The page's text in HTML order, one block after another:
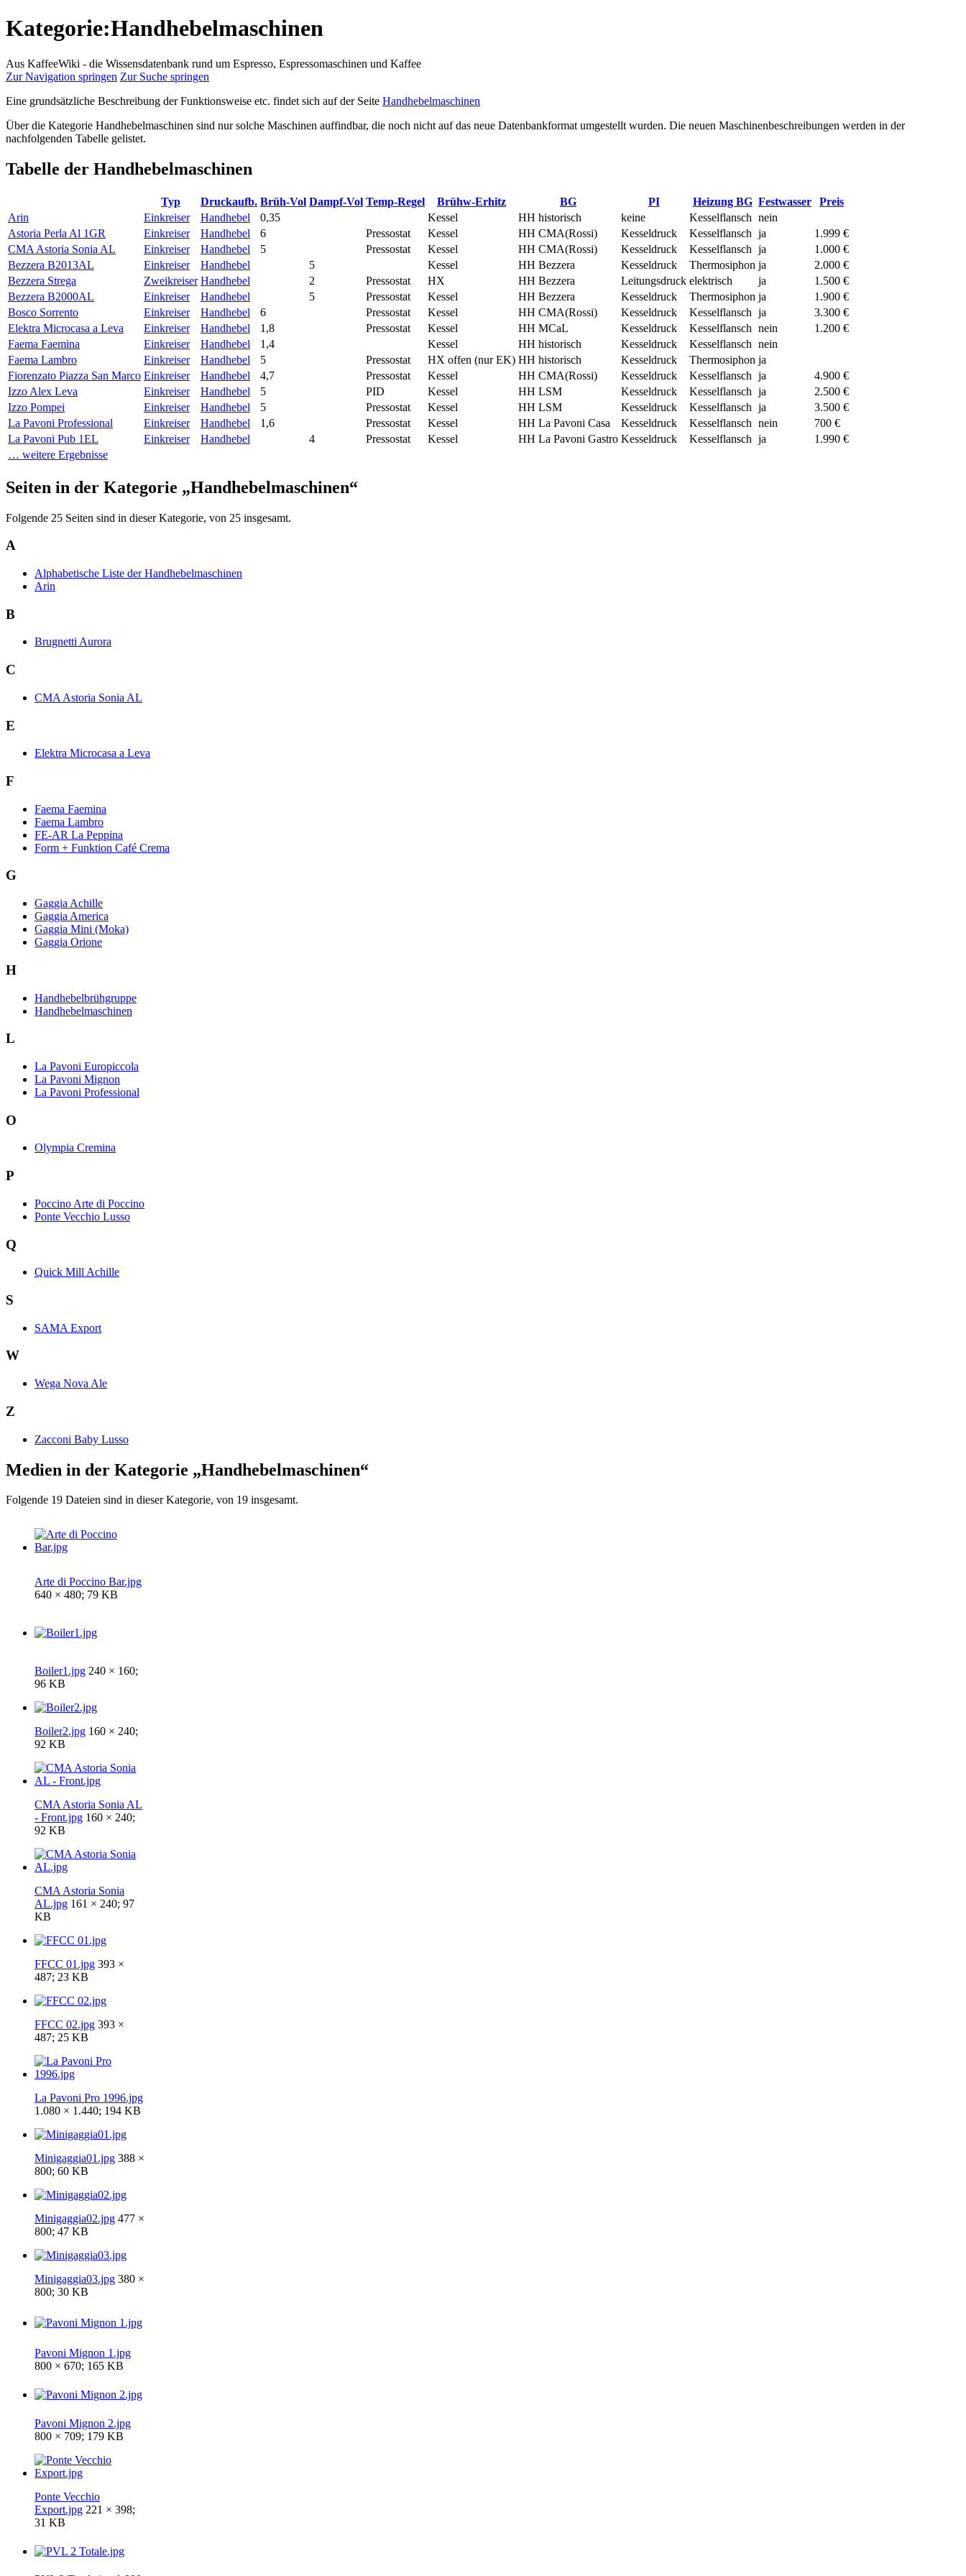
Kategorie:Handhebelmaschinen
Aus KaffeeWiki - die Wissensdatenbank rund um Espresso, Espressomaschinen und Kaffee
Zur Navigation springen Zur Suche springen
Eine grundsätzliche Beschreibung der Funktionsweise etc. findet sich auf der Seite Handhebelmaschinen
Über die Kategorie Handhebelmaschinen sind nur solche Maschinen auffindbar, die noch nicht auf das neue Datenbankformat umgestellt wurden. Die neuen Maschinenbeschreibungen werden in der
nachfolgenden Tabelle gelistet.
Tabelle der Handhebelmaschinen
Typ Druckaufb. Brüh-Vol Dampf-Vol Temp-Regel Brühw-Erhitz BG PI Heizung BG Festwasser
Preis
Arin
Einkreiser Handhebel 0,35 Kessel HH historisch keine Kesselflansch nein
Astoria Perla Al 1GR
Einkreiser Handhebel 6 Pressostat Kessel HH CMA(Rossi) Kesseldruck Kesselflansch ja
1.999 €
CMA Astoria Sonia AL
Einkreiser Handhebel 5 Pressostat Kessel HH CMA(Rossi) Kesseldruck Kesselflansch ja
1.000 €
Bezzera B2013AL
Einkreiser Handhebel 5 Kessel HH Bezzera Kesseldruck Thermosiphon ja
2.000 €
Bezzera Strega
Zweikreiser Handhebel 2 Pressostat HX HH Bezzera Leitungsdruck elektrisch ja
1.500 €
Bezzera B2000AL
Einkreiser Handhebel 5 Pressostat Kessel HH Bezzera Kesseldruck Thermosiphon ja
1.900 €
Bosco Sorrento
Einkreiser Handhebel 6 Pressostat Kessel HH CMA(Rossi) Kesseldruck Kesselflansch ja
3.300 €
Elektra Microcasa a Leva
Einkreiser Handhebel 1,8 Pressostat Kessel HH MCaL Kesseldruck Kesselflansch nein
1.200 €
Faema Faemina
Einkreiser Handhebel 1,4 Kessel HH historisch Kesseldruck Kesselflansch nein
Faema Lambro
Einkreiser Handhebel 5 Pressostat HX offen (nur EK) HH historisch Kesseldruck Thermosiphon ja
Fiorenzato Piazza San Marco Einkreiser Handhebel 4,7 Pressostat Kessel HH CMA(Rossi) Kesseldruck Kesselflansch ja
4.900 €
Izzo Alex Leva
Einkreiser Handhebel 5 PID Kessel HH LSM Kesseldruck Kesselflansch ja
2.500 €
Izzo Pompei
Einkreiser Handhebel 5 Pressostat Kessel HH LSM Kesseldruck Kesselflansch ja
3.500 €
La Pavoni Professional
Einkreiser Handhebel 1,6 Pressostat Kessel HH La Pavoni Casa Kesseldruck Kesselflansch nein
700 €
La Pavoni Pub 1EL
Einkreiser Handhebel 4 Pressostat Kessel HH La Pavoni Gastro Kesseldruck Kesselflansch ja
1.990 €
… weitere Ergebnisse
Seiten in der Kategorie „Handhebelmaschinen“
Folgende 25 Seiten sind in dieser Kategorie, von 25 insgesamt.
A
Alphabetische Liste der Handhebelmaschinen
Arin
B
Brugnetti Aurora
C
CMA Astoria Sonia AL
E
Elektra Microcasa a Leva
F
Faema Faemina
Faema Lambro
FE-AR La Peppina
Form + Funktion Café Crema
G
Gaggia Achille
Gaggia America
Gaggia Mini (Moka)
Gaggia Orione
H
Handhebelbrühgruppe
Handhebelmaschinen
L
La Pavoni Europiccola
La Pavoni Mignon
La Pavoni Professional
O
Olympia Cremina
P
Poccino Arte di Poccino
Ponte Vecchio Lusso
Q
Quick Mill Achille
S
SAMA Export
W
Wega Nova Ale
Z
Zacconi Baby Lusso
Medien in der Kategorie „Handhebelmaschinen“
Folgende 19 Dateien sind in dieser Kategorie, von 19 insgesamt.
Arte di Poccino Bar.jpg
640 × 480; 79 KB
Boiler1.jpg 240 × 160;
96 KB
Boiler2.jpg 160 × 240;
92 KB
CMA Astoria Sonia AL
- Front.jpg 160 × 240;
92 KB
CMA Astoria Sonia
AL.jpg 161 × 240; 97
KB
FFCC 01.jpg 393 ×
487; 23 KB
FFCC 02.jpg 393 ×
487; 25 KB
La Pavoni Pro 1996.jpg
1.080 × 1.440; 194 KB
Minigaggia01.jpg 388 ×
800; 60 KB
Minigaggia02.jpg 477 ×
800; 47 KB
Minigaggia03.jpg 380 ×
800; 30 KB
Pavoni Mignon 1.jpg
800 × 670; 165 KB
Pavoni Mignon 2.jpg
800 × 709; 179 KB
Ponte Vecchio
Export.jpg 221 × 398;
31 KB